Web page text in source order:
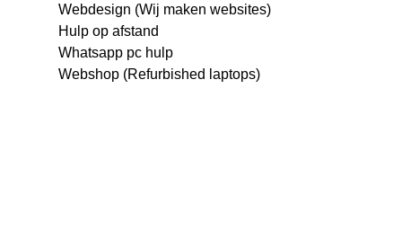
Webdesign (Wij maken websites)
Hulp op afstand
Whatsapp pc hulp
Webshop (Refurbished laptops)